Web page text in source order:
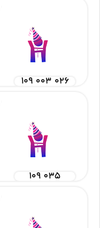
۱۰۹ ۰۰۳ ۰۲۶
۱۰۹ ۰۳۵